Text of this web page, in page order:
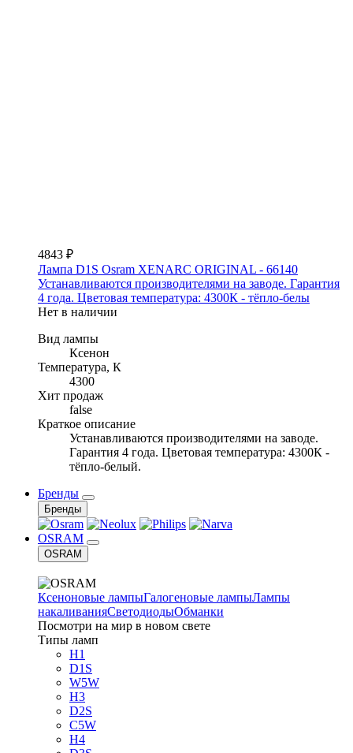
4843 ₽
Лампа D1S Osram XENARC ORIGINAL - 66140
Устанавливаются производителями на заводе. Гарантия
4 года. Цветовая температура: 4300К - тёпло-белы
Нет в наличии
Вид лампы
Ксенон
Температура, К
4300
Хит продаж
false
Краткое описание
Устанавливаются производителями на заводе.
Гарантия 4 года. Цветовая температура: 4300К -
тёпло-белый.
Бренды
Бренды
OSRAM
OSRAM
Ксеноновые лампыГалогеновые лампыЛампы
накаливанияСветодиодыОбманки
Посмотри на мир в новом свете
Типы ламп
H1
D1S
W5W
H3
D2S
C5W
H4